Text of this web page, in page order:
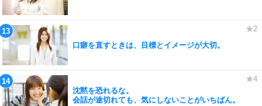
口癖を直すときは、目標とイメージが大切。
沈黙を恐れるな。
会話が途切れても、気にしないことがいちばん。